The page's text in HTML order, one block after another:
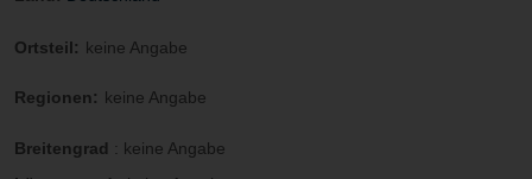
Ortsteil: keine Angabe
Regionen: keine Angabe
Breitengrad : keine Angabe